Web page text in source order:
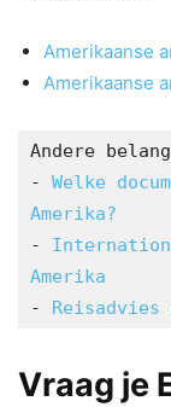
Amerikaanse
Amerikaanse
Andere
- Welke
Amerika?
-
Amerika
-
Reisadvies
Vraag je